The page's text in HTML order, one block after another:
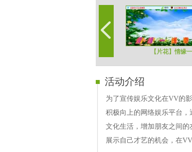
【片花】情缘
活动介绍
为了宣传娱乐文化在VV的
积极向上的网络娱乐平台
文化生活，增加朋友之间
展示自己才艺的机会，在